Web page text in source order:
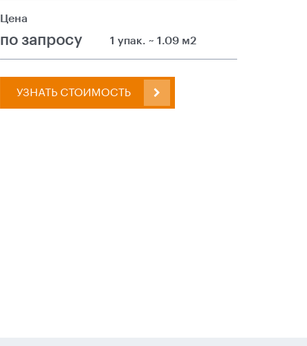
Цена
по запросу 1 упак. ~ 1.09 м2
УЗНАТЬ СТОИМОСТЬ